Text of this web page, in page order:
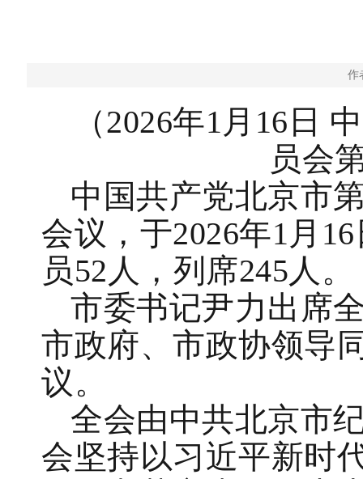
作
（2026年1月16日
员会
中国共产党北京市
会议，于2026年1月
员52人，列席245人。
市委书记尹力出席
市政府、市政协领导
议。
全会由中共北京市
会坚持以习近平新时